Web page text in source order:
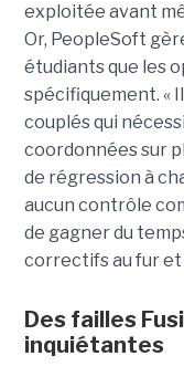
exploitée avant
Or, PeopleSoft
étudiants que les
spécifiquement. «
couplés qui
coordonnées sur
de régression à
aucun contrôle
de gagner du
correctifs au fur et
Des failles
inquiétantes